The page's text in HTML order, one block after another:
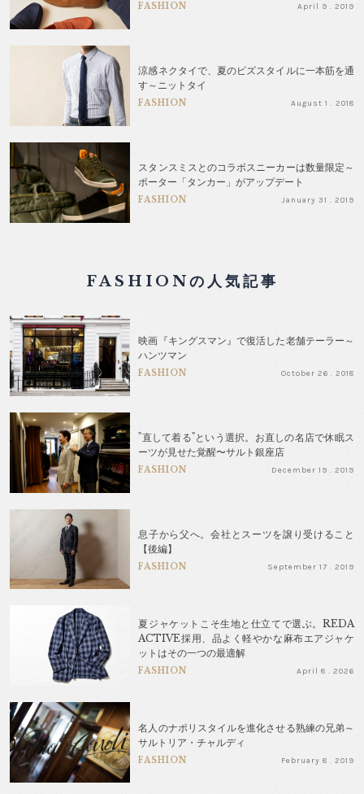
FASHION April 9 . 2019
涼感ネクタイで、夏のビズスタイルに一本筋を通
す～ニットタイ
FASHION August 1 . 2018
スタンスミスとのコラボスニーカーは数量限定～
ポーター「タンカー」がアップデート
FASHION January 31 . 2019
FASHIONの人気記事
映画『キングスマン』で復活した老舗テーラー～
ハンツマン
FASHION October 26 . 2018
"直して着る"という選択。お直しの名店で休眠ス
ーツが見せた覚醒〜サルト銀座店
FASHION December 19 . 2019
息子から父へ。会社とスーツを譲り受けること
【後編】
FASHION September 17 . 2019
夏ジャケットこそ生地と仕立てで選ぶ。REDA
ACTIVE採用、品よく軽やかな麻布エアジャケ
ットはその一つの最適解
FASHION April 8 . 2026
名人のナポリスタイルを進化させる熟練の兄弟～
サルトリア・チャルディ
FASHION February 8 . 2019